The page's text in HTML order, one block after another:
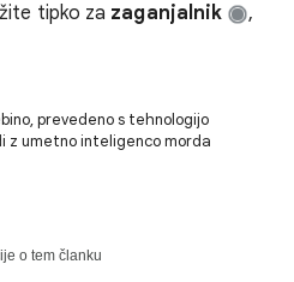
tipko za zaganjalnik
,
prevedeno s tehnologijo
z umetno inteligenco morda
o tem članku